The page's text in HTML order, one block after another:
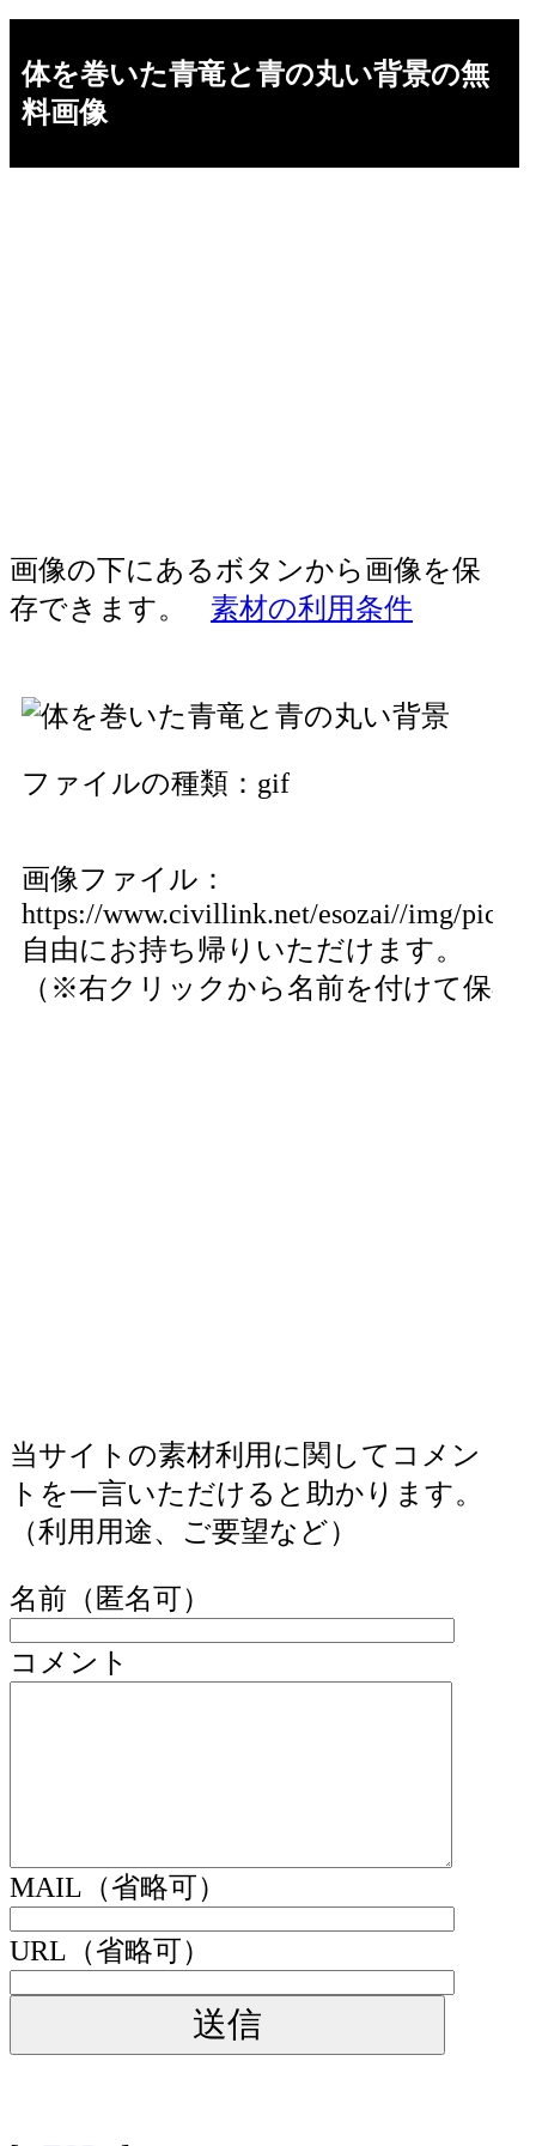
体を巻いた青竜と青の丸い背景の無
料画像
画像の下にあるボタンから画像を保
存できます。
素材の利用条件
ファイルの種類：gif
画像ファイル：
https://www.civillink.net/esozai//img/
自由にお持ち帰りいただけます。
（※右クリックから名前を付けて保存
当サイトの素材利用に関してコメン
トを一言いただけると助かります。
（利用用途、ご要望など）
名前（匿名可）
コメント
MAIL（省略可）
URL（省略可）